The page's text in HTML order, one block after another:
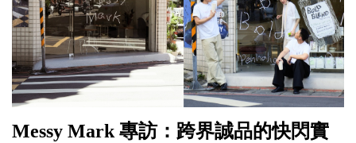
Messy Mark 專訪：跨界誠品的快閃實